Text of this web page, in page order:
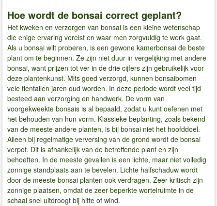
Hoe wordt de bonsai correct geplant?
Het kweken en verzorgen van bonsai is een kleine wetenschap
die enige ervaring vereist en waar men zorgvuldig te werk gaat.
Als u bonsai wilt proberen, is een gewone kamerbonsai de beste
plant om te beginnen. Ze zijn niet duur in vergelijking met andere
bonsai, want prijzen tot ver in de drie cijfers zijn gebruikelijk voor
deze plantenkunst. Mits goed verzorgd, kunnen bonsaibomen
vele tientallen jaren oud worden. In deze periode wordt veel tijd
besteed aan verzorging en handwerk. De vorm van
voorgekweekte bonsais is al bepaald, zodat u kunt oefenen met
het behouden van hun vorm. Klassieke beplanting, zoals bekend
van de meeste andere planten, is bij bonsai niet het hoofddoel.
Alleen bij regelmatige verversing van de grond wordt de bonsai
verpot. Dit is afhankelijk van de betreffende plant en zijn
behoeften. In de meeste gevallen is een lichte, maar niet volledig
zonnige standplaats aan te bevelen. Lichte halfschaduw wordt
door de meeste bonsai planten ook verdragen. Zeer kritisch zijn
zonnige plaatsen, omdat de zeer beperkte wortelruimte in de
schaal snel uitdroogt bij hitte of wind.